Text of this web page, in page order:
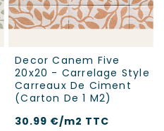
Decor Canem Five
20x20 - Carrelage Style
Carreaux De Ciment
(carton De 1 M2)
30.99 €/m2 TTC